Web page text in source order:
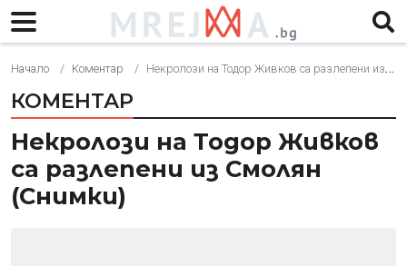
Начало Коментар Некролози на Тодор Живков са разлепени из Смолян (Снимки)
КОМЕНТАР
Некролози на Тодор Живков
са разлепени из Смолян
(Снимки)